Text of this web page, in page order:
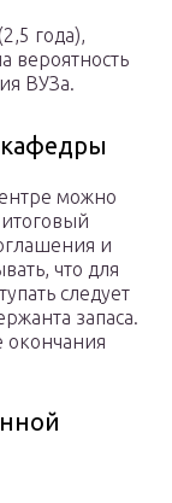
года),
вероятность
ВУЗа.
можно
и
что для
следует
запаса.
окончания